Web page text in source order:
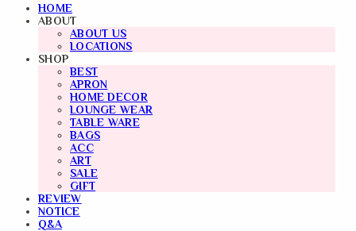
HOME
ABOUT
ABOUT US
LOCATIONS
SHOP
BEST
APRON
HOME DECOR
LOUNGE WEAR
TABLE WARE
BAGS
ACC
ART
SALE
GIFT
REVIEW
NOTICE
Q&A